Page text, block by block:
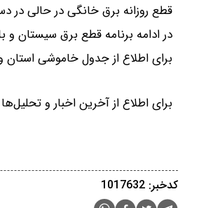
قطع روزانه برق خانگی در حالی در دستور
در ادامه برنامه قطع برق سیستان و
برای اطلاع از جدول خاموشی استان
برای اطلاع از آخرین اخبار و
کدخبر: 1017632